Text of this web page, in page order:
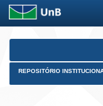
Skip
REPOSITÓRIO